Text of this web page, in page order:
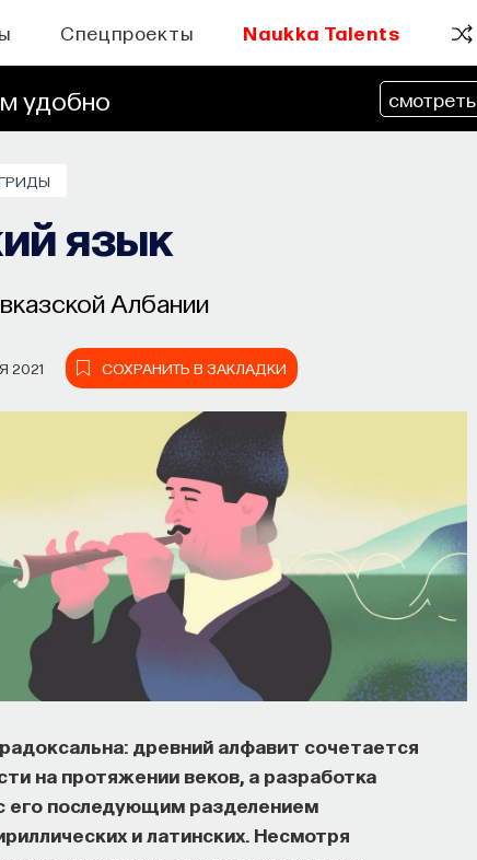
Спецпроекты Naukka Talents
удобно смотреть
язык
Албании
2021 СОХРАНИТЬ В ЗАКЛАДКИ
древний алфавит сочетается
на протяжении веков, а разработка
его последующим разделением
и латинских. Несмотря